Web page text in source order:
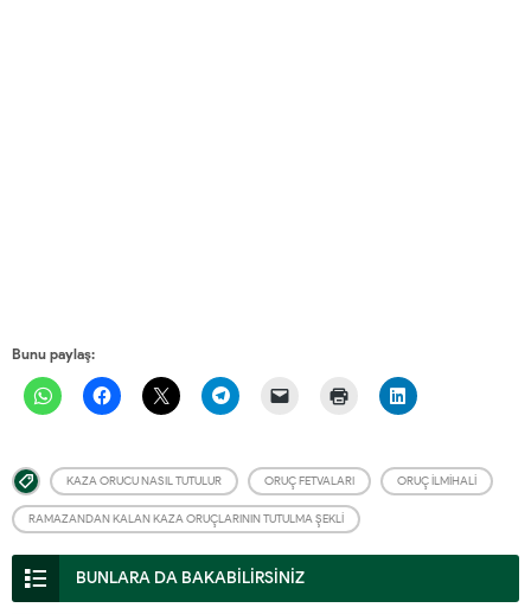
Bunu paylaş:
KAZA ORUCU NASIL TUTULUR ORUÇ FETVALARI ORUÇ İLMIHALI
RAMAZANDAN KALAN KAZA ORUÇLARININ TUTULMA ŞEKLI
BUNLARA DA BAKABİLİRSİNİZ